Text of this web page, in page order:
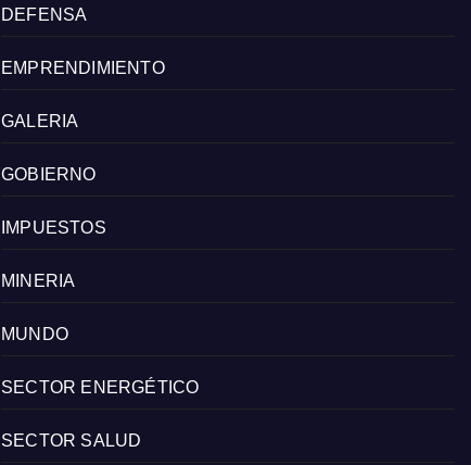
DEFENSA
EMPRENDIMIENTO
GALERIA
GOBIERNO
IMPUESTOS
MINERIA
MUNDO
SECTOR ENERGÉTICO
SECTOR SALUD